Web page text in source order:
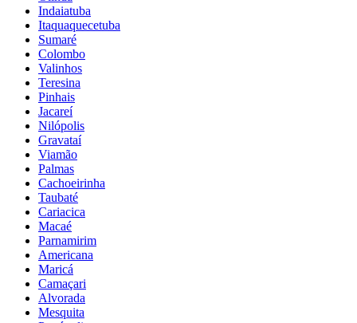
Indaiatuba
Itaquaquecetuba
Sumaré
Colombo
Valinhos
Teresina
Pinhais
Jacareí
Nilópolis
Gravataí
Viamão
Palmas
Cachoeirinha
Taubaté
Cariacica
Macaé
Parnamirim
Americana
Maricá
Camaçari
Alvorada
Mesquita